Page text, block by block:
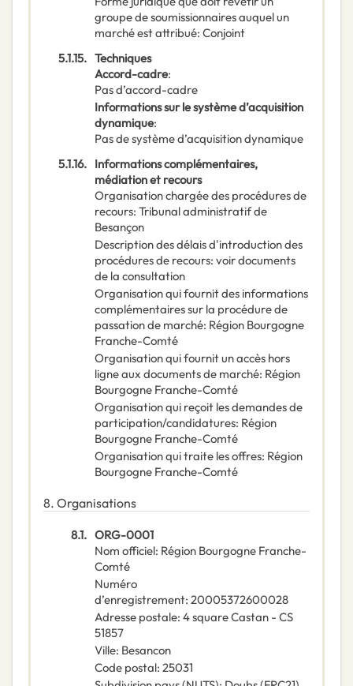
groupe de soumissionnaires auquel un
marché est attribué: Conjoint
5.1.15. Techniques
Accord-cadre:
Pas d’accord-cadre
Informations sur le système d’acquisition
dynamique:
Pas de système d’acquisition dynamique
5.1.16. Informations complémentaires,
médiation et recours
Organisation chargée des procédures de
recours: Tribunal administratif de
Besançon
Description des délais d'introduction des
procédures de recours: voir documents
de la consultation
Organisation qui fournit des informations
complémentaires sur la procédure de
passation de marché: Région Bourgogne
Franche-Comté
Organisation qui fournit un accès hors
ligne aux documents de marché: Région
Bourgogne Franche-Comté
Organisation qui reçoit les demandes de
participation/candidatures: Région
Bourgogne Franche-Comté
Organisation qui traite les offres: Région
Bourgogne Franche-Comté
8. Organisations
8.1. ORG-0001
Nom officiel: Région Bourgogne Franche-
Comté
Numéro
d’enregistrement: 20005372600028
Adresse postale: 4 square Castan - CS
51857
Ville: Besancon
Code postal: 25031